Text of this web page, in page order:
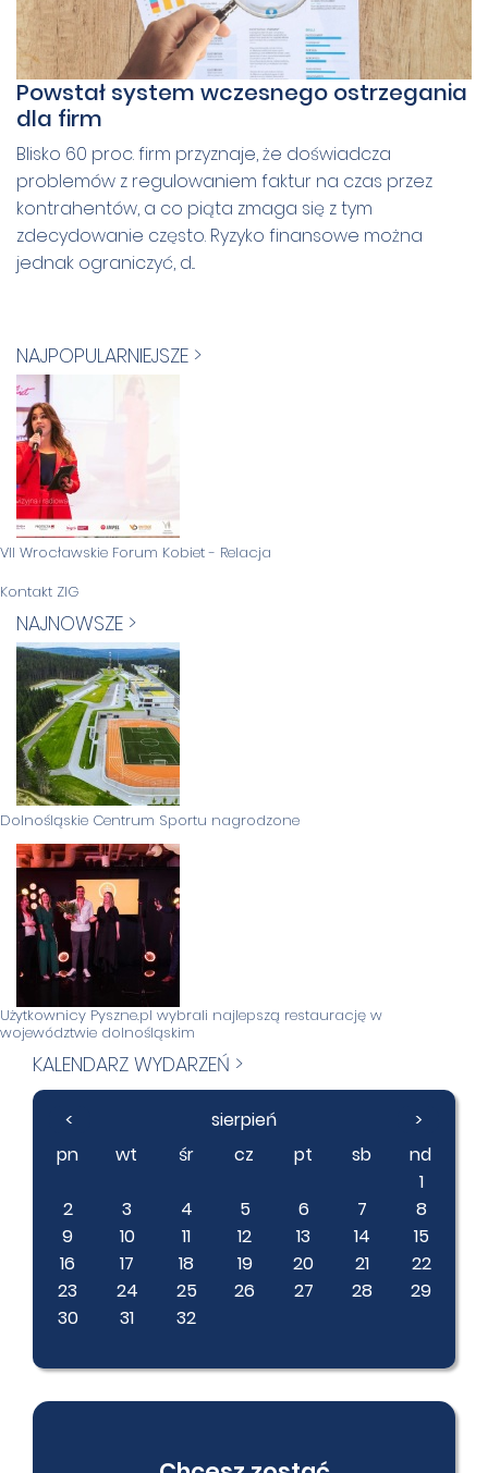
Powstał system wczesnego ostrzegania
dla firm
Blisko 60 proc. firm przyznaje, że doświadcza
problemów z regulowaniem faktur na czas przez
kontrahentów, a co piąta zmaga się z tym
zdecydowanie często. Ryzyko finansowe można
jednak ograniczyć, d...
NAJPOPULARNIEJSZE >
VII Wrocławskie Forum Kobiet - Relacja
Kontakt ZIG
NAJNOWSZE >
Dolnośląskie Centrum Sportu nagrodzone
Użytkownicy Pyszne.pl wybrali najlepszą restaurację w
województwie dolnośląskim
KALENDARZ WYDARZEŃ >
< sierpień
>
pn
wt śr cz pt sb
nd
1
2
3 4 5 6 7
8
9
10 11 12 13 14
15
16
17 18 19 20 21
22
23
24 25 26 27 28
29
30
31 32